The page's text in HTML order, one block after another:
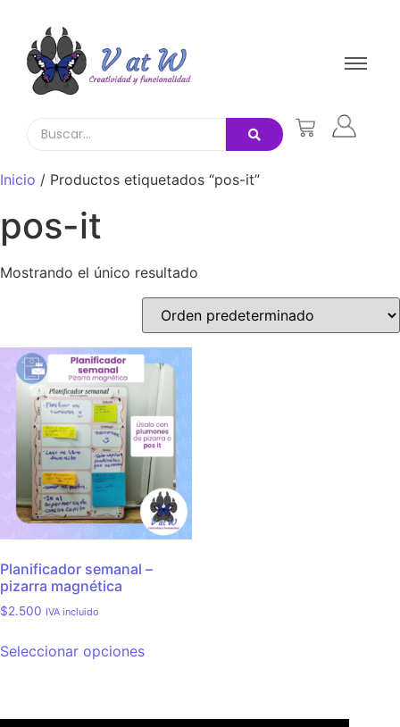
Inicio / Productos etiquetados “pos-it”
pos-it
Mostrando el único resultado
Planificador semanal –
pizarra magnética
$2.500 IVA incluido
Seleccionar opciones